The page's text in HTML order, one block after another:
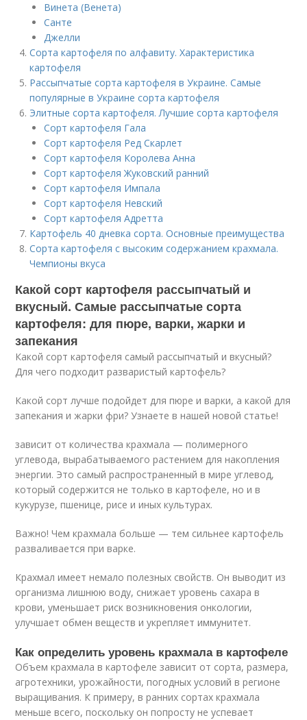
Винета (Венета)
Санте
Джелли
Сорта картофеля по алфавиту. Характеристика
картофеля
Рассыпчатые сорта картофеля в Украине. Самые
популярные в Украине сорта картофеля
Элитные сорта картофеля. Лучшие сорта картофеля
Сорт картофеля Гала
Сорт картофеля Ред Скарлет
Сорт картофеля Королева Анна
Сорт картофеля Жуковский ранний
Сорт картофеля Импала
Сорт картофеля Невский
Сорт картофеля Адретта
Картофель 40 дневка сорта. Основные преимущества
Сорта картофеля с высоким содержанием крахмала.
Чемпионы вкуса
Какой сорт картофеля рассыпчатый и
вкусный. Самые рассыпчатые сорта
картофеля: для пюре, варки, жарки и
запекания
Какой сорт картофеля самый рассыпчатый и вкусный?
Для чего подходит разваристый картофель?
Какой сорт лучше подойдет для пюре и варки, а какой для
запекания и жарки фри? Узнаете в нашей новой статье!
зависит от количества крахмала — полимерного
углевода, вырабатываемого растением для накопления
энергии. Это самый распространенный в мире углевод,
который содержится не только в картофеле, но и в
кукурузе, пшенице, рисе и иных культурах.
Важно! Чем крахмала больше — тем сильнее картофель
разваливается при варке.
Крахмал имеет немало полезных свойств. Он выводит из
организма лишнюю воду, снижает уровень сахара в
крови, уменьшает риск возникновения онкологии,
улучшает обмен веществ и укрепляет иммунитет.
Как определить уровень крахмала в картофеле
Объем крахмала в картофеле зависит от сорта, размера,
агротехники, урожайности, погодных условий в регионе
выращивания. К примеру, в ранних сортах крахмала
меньше всего, поскольку он попросту не успевает